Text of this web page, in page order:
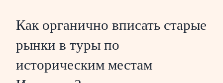
Как органично вписать старые
рынки в туры по
историческим местам